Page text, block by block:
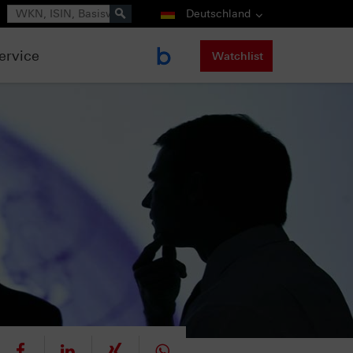
Suche Deutschland
Watchlist
mitteilen